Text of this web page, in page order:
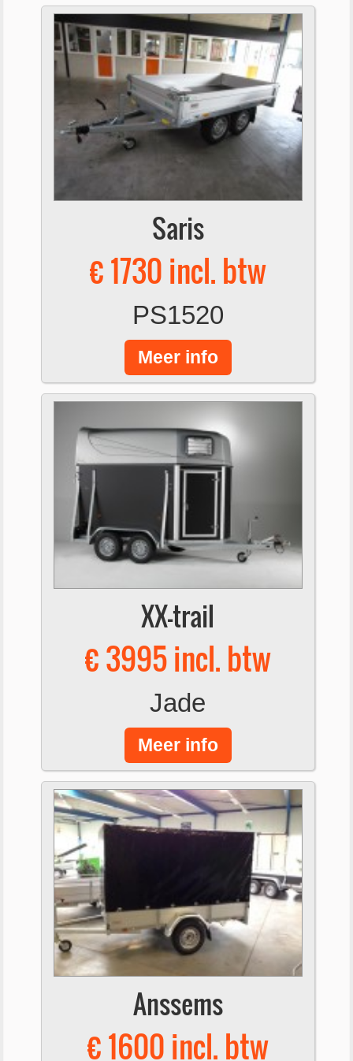
Saris
€ 1730 incl. btw
PS1520
Meer info
XX-trail
€ 3995 incl. btw
Jade
Meer info
Anssems
€ 1600 incl. btw